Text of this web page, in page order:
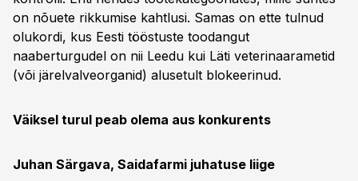
on nõuete rikkumise kahtlusi. Samas on ette tulnud
olukordi, kus Eesti tööstuste toodangut
naaberturgudel on nii Leedu kui Läti veterinaarametid
(või järelvalveorganid) alusetult blokeerinud.
Väiksel turul peab olema aus konkurents
Juhan Särgava, Saidafarmi juhatuse liige